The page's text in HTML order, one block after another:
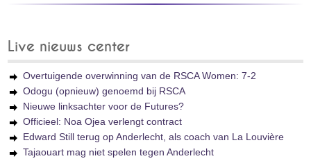
Live nieuws center
Overtuigende overwinning van de RSCA Women: 7-2
Odogu (opnieuw) genoemd bij RSCA
Nieuwe linksachter voor de Futures?
Officieel: Noa Ojea verlengt contract
Edward Still terug op Anderlecht, als coach van La Louvière
Tajaouart mag niet spelen tegen Anderlecht